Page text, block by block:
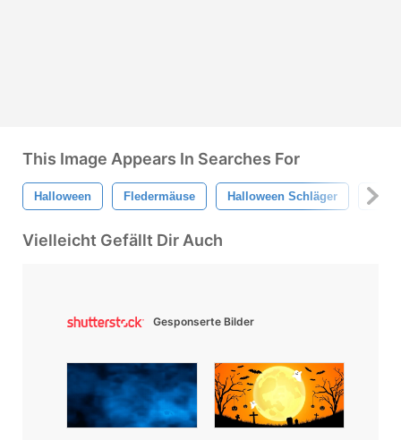
This Image Appears In Searches For
Halloween Fledermäuse Halloween Schläger
Vielleicht Gefällt Dir Auch
Gesponserte Bilder